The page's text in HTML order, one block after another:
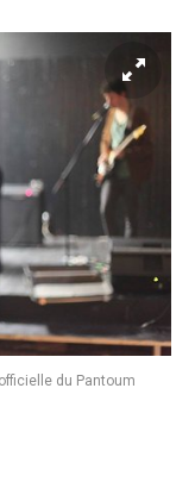
du Pantoum